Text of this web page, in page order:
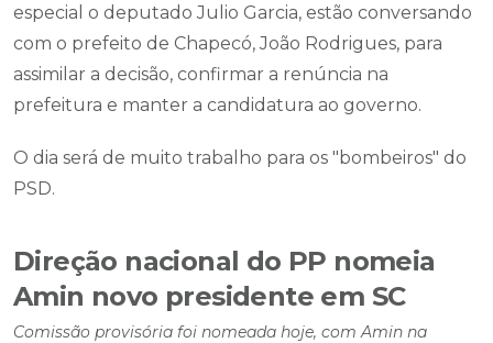
especial o deputado Julio Garcia, estão conversando
com o prefeito de Chapecó, João Rodrigues, para
assimilar a decisão, confirmar a renúncia na
prefeitura e manter a candidatura ao governo.
O dia será de muito trabalho para os "bombeiros" do
PSD.
Direção nacional do PP nomeia
Amin novo presidente em SC
Comissão provisória foi nomeada hoje, com Amin na